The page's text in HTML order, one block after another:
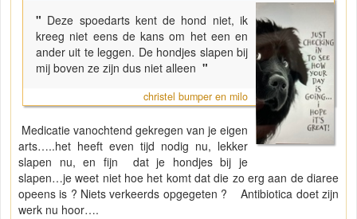
" Deze spoedarts kent de hond niet, ik
kreeg niet eens de kans om het een en
ander uit te leggen. De hondjes slapen bij
mij boven ze zijn dus niet alleen "
christel bumper en milo
Medicatie vanochtend gekregen van je eigen
arts…..het heeft even tijd nodig nu, lekker
slapen nu, en fijn dat je hondjes bij je
slapen…je weet niet hoe het komt dat die zo erg aan de diaree
opeens is ? Niets verkeerds opgegeten ? Antibiotica doet zijn
werk nu hoor….